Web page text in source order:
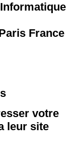
France
votre
leur site